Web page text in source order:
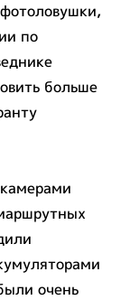
по
больше
очень